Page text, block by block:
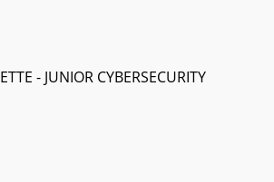
- JUNIOR CYBERSECURITY